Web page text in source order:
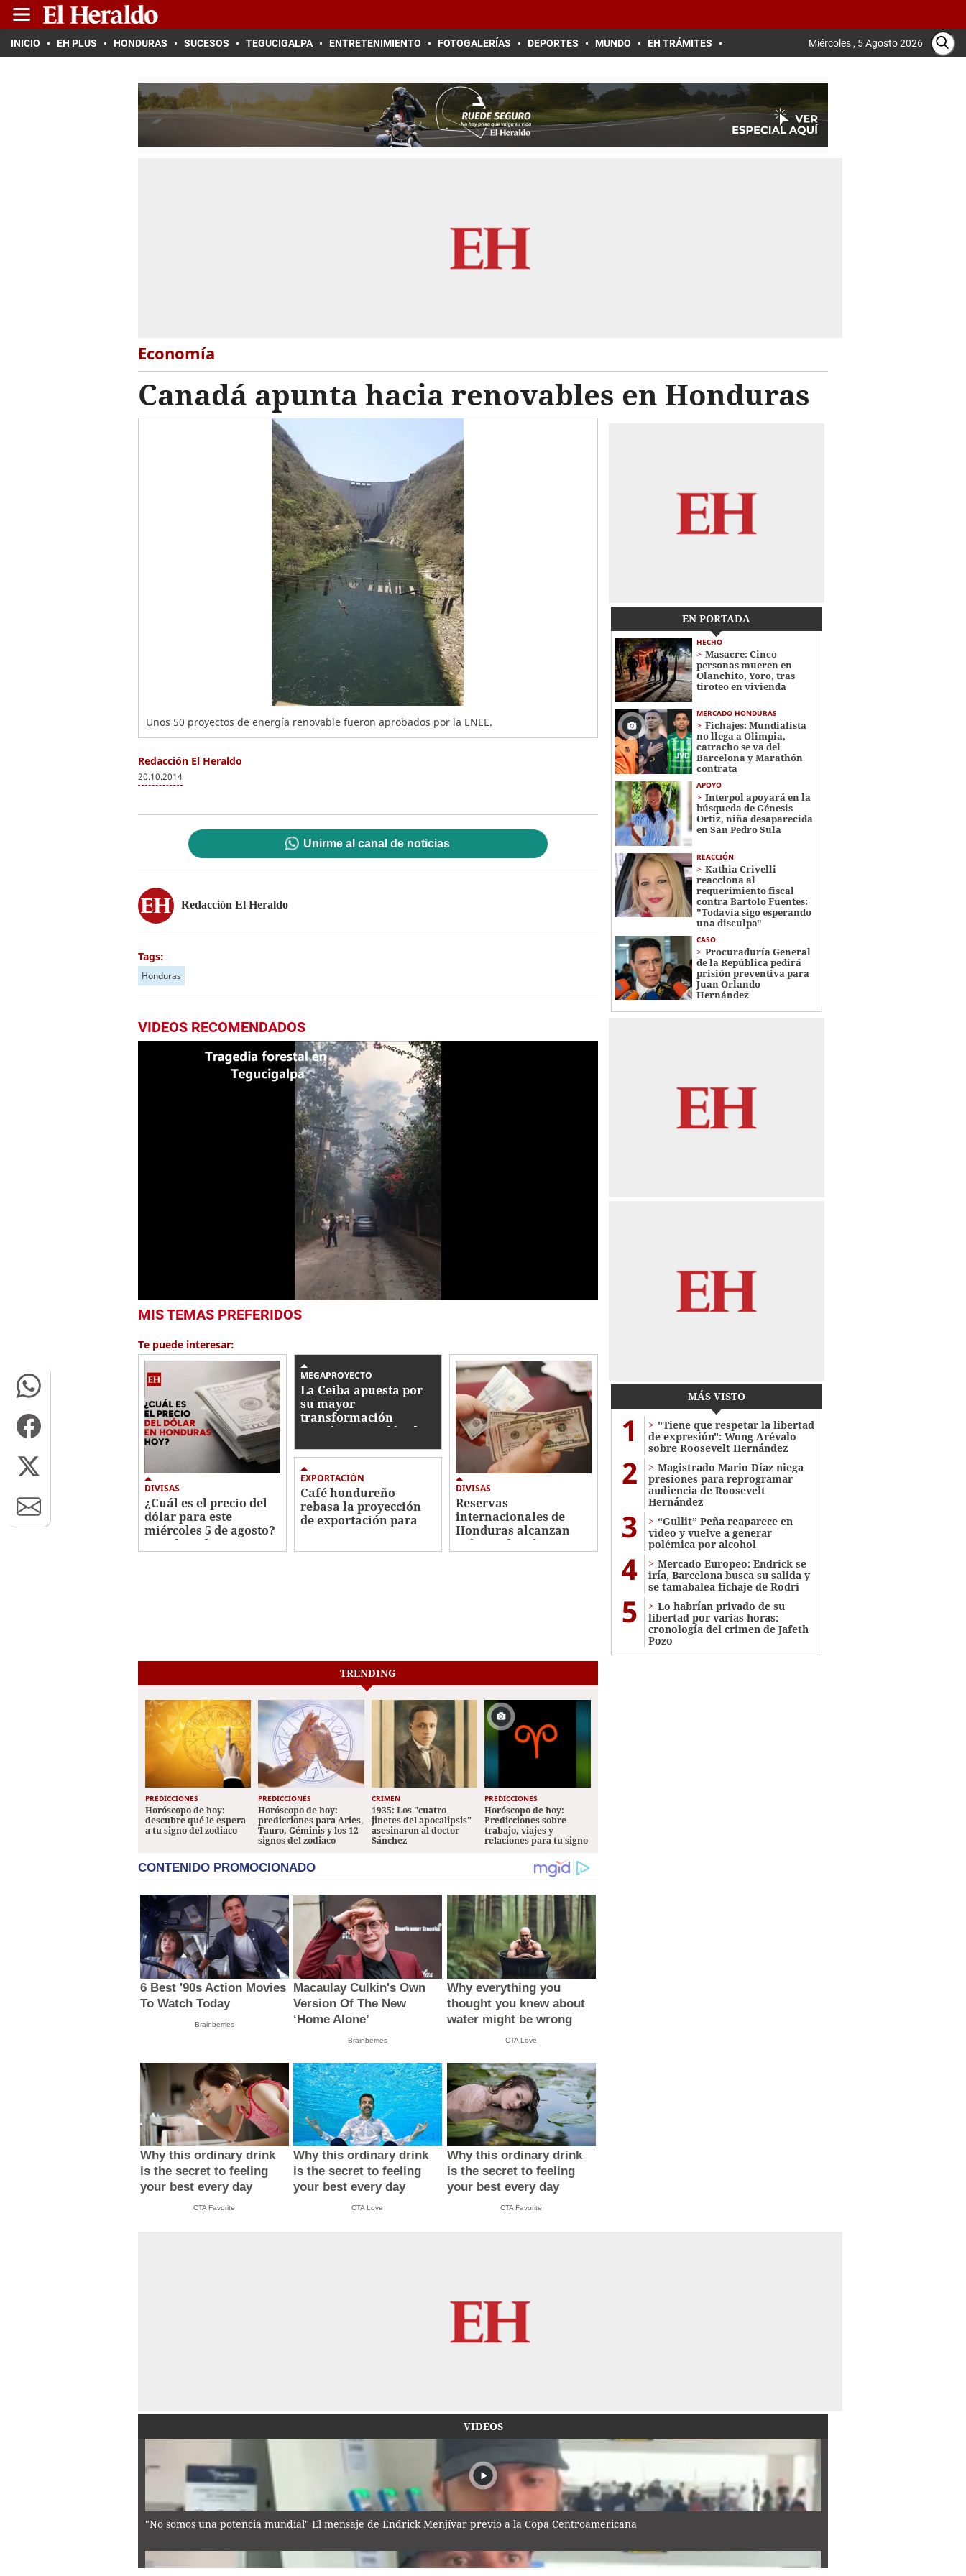
INICIO EH PLUS HONDURAS SUCESOS TEGUCIGALPA ENTRETENIMIENTO FOTOGALERÍAS DEPORTES MUNDO EH TRÁMITES Miércoles , 5 Agosto 2026
Economía
Canadá apunta hacia renovables en Honduras
Unos 50 proyectos de energía renovable fueron aprobados por la ENEE.
Redacción El Heraldo
20.10.2014
Unirme al canal de noticias
Redacción El Heraldo
Tags:
Honduras
VIDEOS RECOMENDADOS
seconds
47
secondsVolume
0%
MIS TEMAS PREFERIDOS
Te puede interesar:
DIVISAS
¿Cuál es el precio del
dólar para este
miércoles 5 de agosto?
Esto dice el BCH
MEGAPROYECTO
La Ceiba apuesta por
su mayor
transformación
económica en décadas
EXPORTACIÓN
Café hondureño
rebasa la proyección
de exportación para
DIVISAS
Reservas
internacionales de
Honduras alcanzan
máximo histórico
EN PORTADA
HECHO
Masacre: Cinco
personas mueren en
Olanchito, Yoro, tras
tiroteo en vivienda
MERCADO HONDURAS
Fichajes: Mundialista
no llega a Olimpia,
catracho se va del
Barcelona y Marathón
contrata
APOYO
Interpol apoyará en la
búsqueda de Génesis
Ortiz, niña desaparecida
en San Pedro Sula
REACCIÓN
Kathia Crivelli
reacciona al
requerimiento fiscal
contra Bartolo Fuentes:
"Todavía sigo esperando
una disculpa"
CASO
Procuraduría General
de la República pedirá
prisión preventiva para
Juan Orlando
Hernández
MÁS VISTO
1
"Tiene que respetar la libertad
de expresión": Wong Arévalo
sobre Roosevelt Hernández
2
Magistrado Mario Díaz niega
presiones para reprogramar
audiencia de Roosevelt
Hernández
3
“Gullit” Peña reaparece en
video y vuelve a generar
polémica por alcohol
4
Mercado Europeo: Endrick se
iría, Barcelona busca su salida y
se tamabalea fichaje de Rodri
5
Lo habrían privado de su
libertad por varias horas:
cronología del crimen de Jafeth
Pozo
TRENDING
PREDICCIONES
Horóscopo de hoy:
descubre qué le espera
a tu signo del zodiaco
PREDICCIONES
Horóscopo de hoy:
predicciones para Aries,
Tauro, Géminis y los 12
signos del zodiaco
CRIMEN
1935: Los "cuatro
jinetes del apocalipsis"
asesinaron al doctor
Sánchez
PREDICCIONES
Horóscopo de hoy:
Predicciones sobre
trabajo, viajes y
relaciones para tu signo
CONTENIDO PROMOCIONADO
6 Best '90s Action Movies
To Watch Today
Brainberries
Macaulay Culkin's Own
Version Of The New
‘Home Alone’
Brainberries
Why everything you
thought you knew about
water might be wrong
CTA Love
Why this ordinary drink
is the secret to feeling
your best every day
CTA Favorite
Why this ordinary drink
is the secret to feeling
your best every day
CTA Love
Why this ordinary drink
is the secret to feeling
your best every day
CTA Favorite
VIDEOS
"No somos una potencia mundial" El mensaje de Endrick Menjívar previo a la Copa Centroamericana